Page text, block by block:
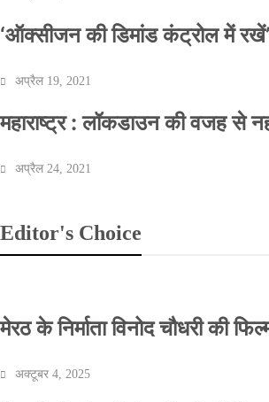
‘ऑक्सीजन की डिमांड कंट्रोल में
अप्रैल 19, 2021
महाराष्ट्र : लॉकडाउन की वजह से
अप्रैल 24, 2021
Editor's Choice
मेरठ के निर्माता विनोद चौधरी की
अक्टूबर 4, 2025